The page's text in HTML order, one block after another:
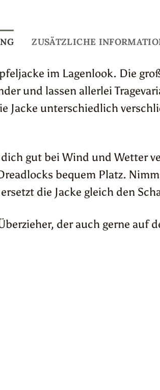
ZUSÄTZLICHE
im Lagenlook. Die
und lassen allerlei
Jacke unterschiedlich
gut bei Wind und Wetter
bequem Platz.
die Jacke gleich den
der auch gerne auf